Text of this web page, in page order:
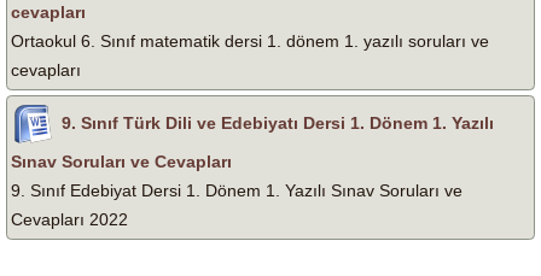
cevapları
Ortaokul 6. Sınıf matematik dersi 1. dönem 1. yazılı soruları ve
cevapları
9. Sınıf Türk Dili ve Edebiyatı Dersi 1. Dönem 1. Yazılı
Sınav Soruları ve Cevapları
9. Sınıf Edebiyat Dersi 1. Dönem 1. Yazılı Sınav Soruları ve
Cevapları 2022